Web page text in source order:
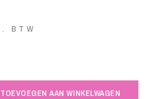
BTW
TOEVOEGEN AAN WINKELWAGEN